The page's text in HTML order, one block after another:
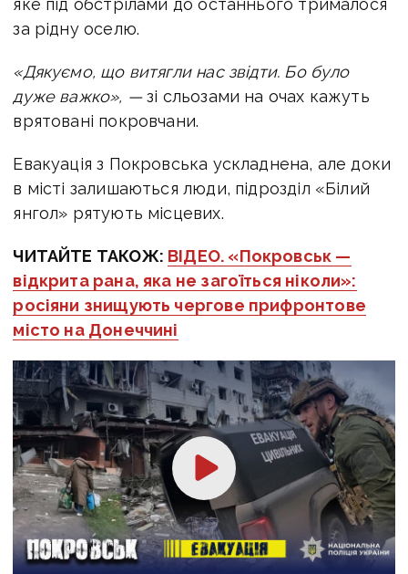
яке під обстрілами до останнього трималося
за рідну оселю.
«Дякуємо, що витягли нас звідти. Бо було
дуже важко», —зі сльозами на очах кажуть
врятовані покровчани.
Евакуація з Покровська ускладнена, але доки
в місті залишаються люди, підрозділ «Білий
янгол» рятують місцевих.
ЧИТАЙТЕ ТАКОЖ: ВІДЕО. «Покровськ —
відкрита рана, яка не загоїться ніколи»:
росіяни знищують чергове прифронтове
місто на Донеччині